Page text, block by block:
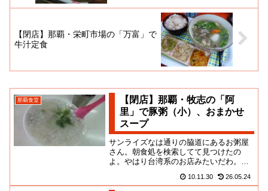
【閉店】那覇・栄町市場の「万富」で
牛汁定食
那覇食堂
【閉店】那覇・牧志の「阿
里」で豚粥（小）、おまかせ
スープ
サンライズなは通りの脇道にあるお粥屋
さん。朝食処を検索してて見つけたの
よ。やはり台湾系のお店みたいだわ。ま
な・・・店中も綺麗とは言いがた...
10.11.30 26.05.24